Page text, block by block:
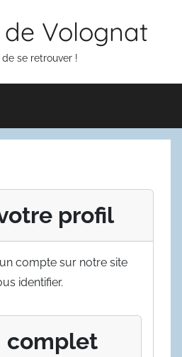
Volognat
de se retrouver !
profil
compte sur notre site
identifier.
complet